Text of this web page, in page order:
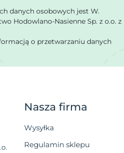
danych osobowych jest W.
Hodowlano-Nasienne Sp. z o.o. z
o przetwarzaniu danych
Nasza firma
Wysyłka
Regulamin sklepu